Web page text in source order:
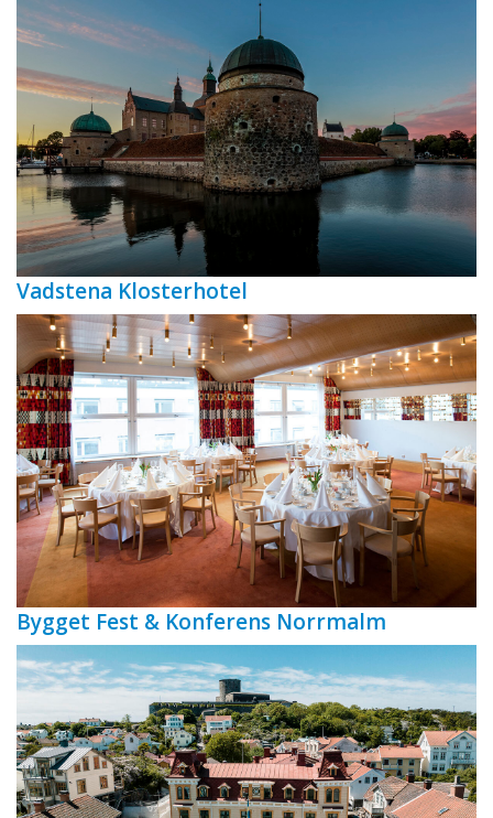
Vadstena Klosterhotel
Bygget Fest & Konferens Norrmalm